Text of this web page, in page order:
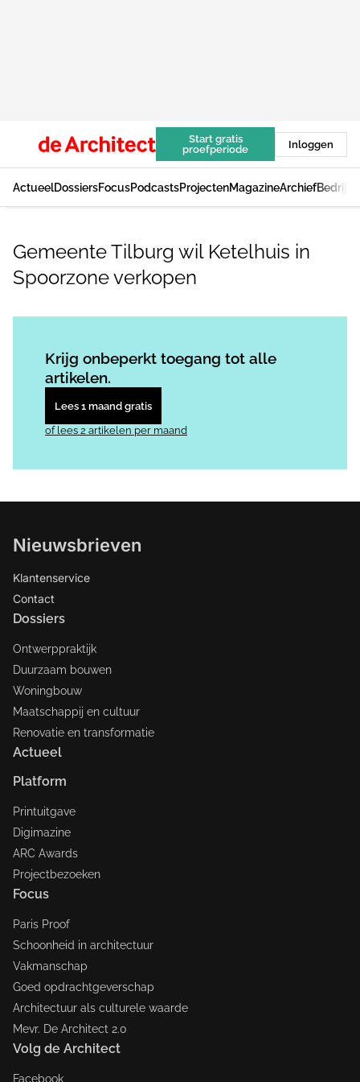
Start gratis
proefperiode
Inloggen
ActueelDossiersFocusPodcastsProjectenMagazineArchief
Gemeente Tilburg wil Ketelhuis in
Spoorzone verkopen
Krijg onbeperkt toegang tot alle
artikelen.
Lees 1 maand gratis
of lees 2 artikelen per maand
Nieuwsbrieven
Klantenservice
Contact
Dossiers
Ontwerppraktijk
Duurzaam bouwen
Woningbouw
Maatschappij en cultuur
Renovatie en transformatie
Actueel
Platform
Printuitgave
Digimazine
ARC Awards
Projectbezoeken
Focus
Paris Proof
Schoonheid in architectuur
Vakmanschap
Goed opdrachtgeverschap
Architectuur als culturele waarde
Mevr. De Architect 2.0
Volg de Architect
Facebook